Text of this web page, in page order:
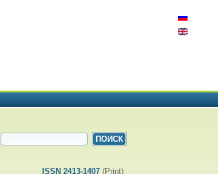
ФОРМА ПОИСКА
ISSN 2413-1407 (Print)